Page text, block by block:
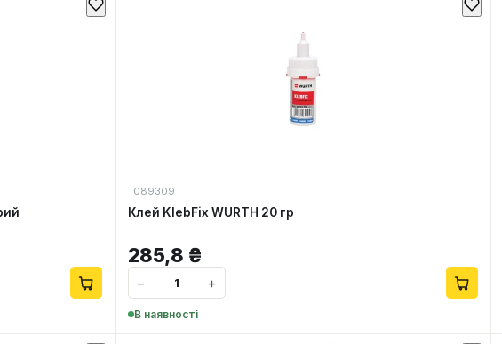
089309
Клей KlebFix WURTH 20 гр
285,8 ₴
− +
В наявності